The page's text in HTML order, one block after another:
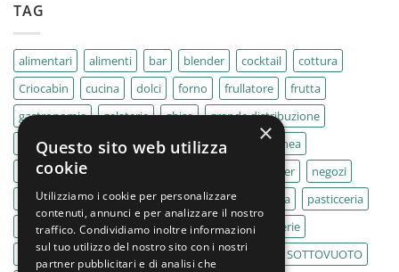
TAG
alimentari alimenti bar blender cocktail
cottura
Criocabin
cucina dolci forno frullatore
frutta
gastronomia
gelaterie ghisa
grande distribuzione
IMPASTATRICE
impastatrici kebab
La Felsinea
MACELLERIA
mixer
negozi
Outlet
pane panifici panificio paninoteca
pasticceria
pasticcerie
pescherie pizza pizzeria
pizzerie
PLANETARIA
pub ristoranti ristorazione
SOTTOVUOTO
×
Questo sito web utilizza
cookie
Utilizziamo i cookie per personalizzare
contenuti, annunci e per analizzare il nostro
traffico. Condividiamo inoltre informazioni
sul tuo utilizzo del nostro sito con i nostri
partner pubblicitari e di analisi che